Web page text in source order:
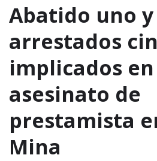
Abatido uno y
arrestados
implicados en
asesinato de
prestamista
Mina